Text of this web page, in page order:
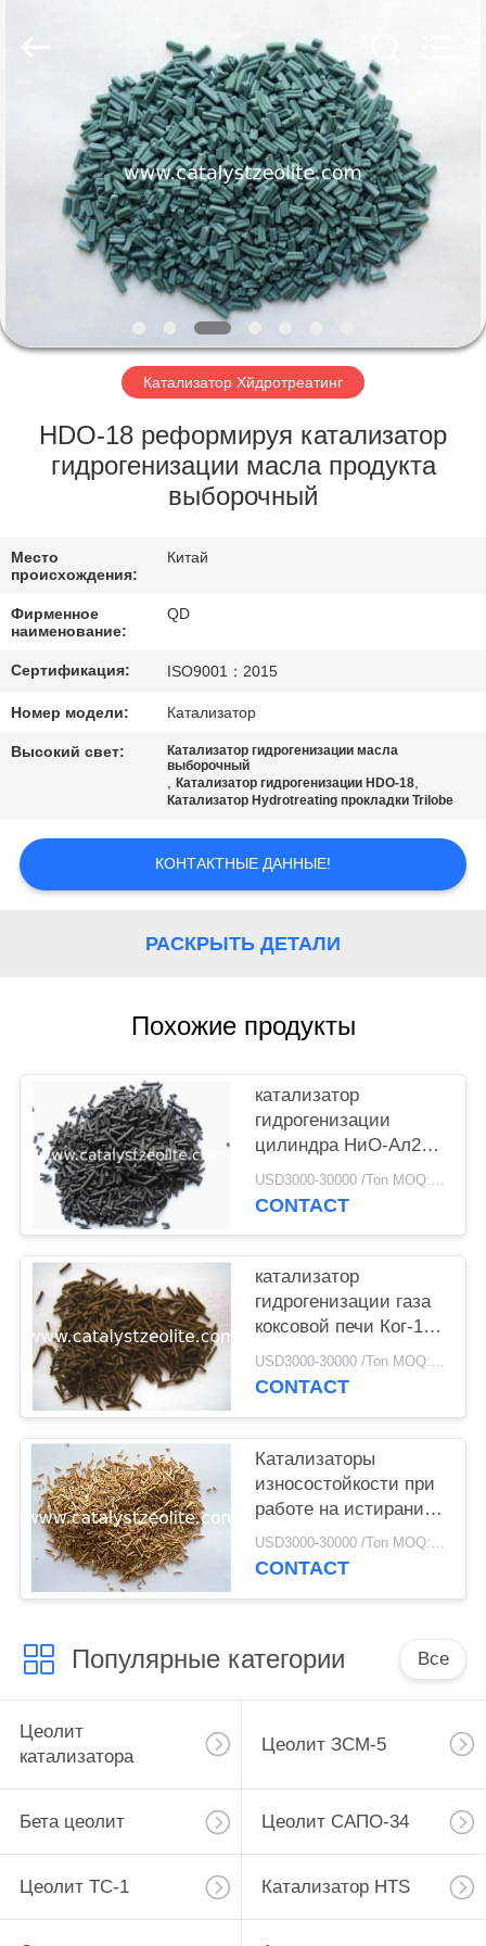
ПРОДУКТЫ
ПУТЕШЕСТВИЕ
ФАБРИКИ
ПРОВЕРКА
СВЯЖИТЕСЬ
МЫ
НОВОСТИ
САЙТА
Rights
Катализатор Хйдротреатинг
HDO-18 реформируя катализатор
гидрогенизации масла продукта
выборочный
Место
происхождения:
Китай
Фирменное
наименование:
QD
Сертификация: ISO9001：2015
Номер модели: Катализатор
Высокий свет:
Катализатор гидрогенизации масла
выборочный
,Катализатор гидрогенизации HDO-18,
Катализатор Hydrotreating прокладки Trilobe
КОНТАКТНЫЕ ДАННЫЕ!
РАСКРЫТЬ ДЕТАЛИ
Похожие продукты
катализатор
гидрогенизации
цилиндра НиО-Ал2О3
15мм черный
USD3000-30000 /Ton MOQ:1 кг
CONTACT
катализатор
гидрогенизации газа
коксовой печи Ког-1
6мм
USD3000-30000 /Ton MOQ:1 кг
CONTACT
Катализаторы
износостойкости при
работе на истирание
0.7кг/Л
Хйдропросессинг
USD3000-30000 /Ton MOQ:1 кг
CONTACT
Популярные категории Все
Цеолит
катализатора
Цеолит ЗСМ-5
Бета цеолит Цеолит САПО-34
Цеолит ТС-1 Катализатор HTS